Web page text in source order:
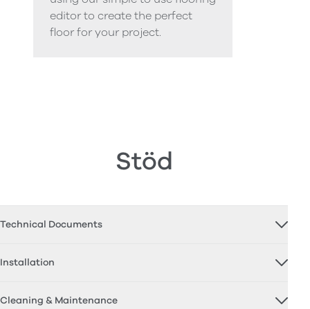
editor to create the perfect
floor for your project.
Stöd
Technical Documents
Installation
Cleaning & Maintenance